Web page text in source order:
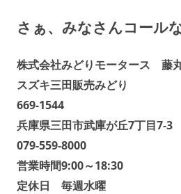
さぁ、みなさんコール
株式会社みどりモータース 藤
スズキ三田販売みどり
669-1544
兵庫県三田市武庫が丘7丁目7-3
079-559-8000
営業時間9:00～18:30
定休日 毎週水曜